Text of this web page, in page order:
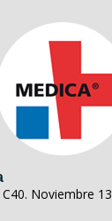
Noviembre